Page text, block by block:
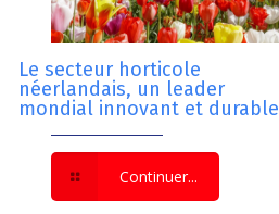
Le secteur horticole
néerlandais, un leader
mondial innovant et durable
Continuer...